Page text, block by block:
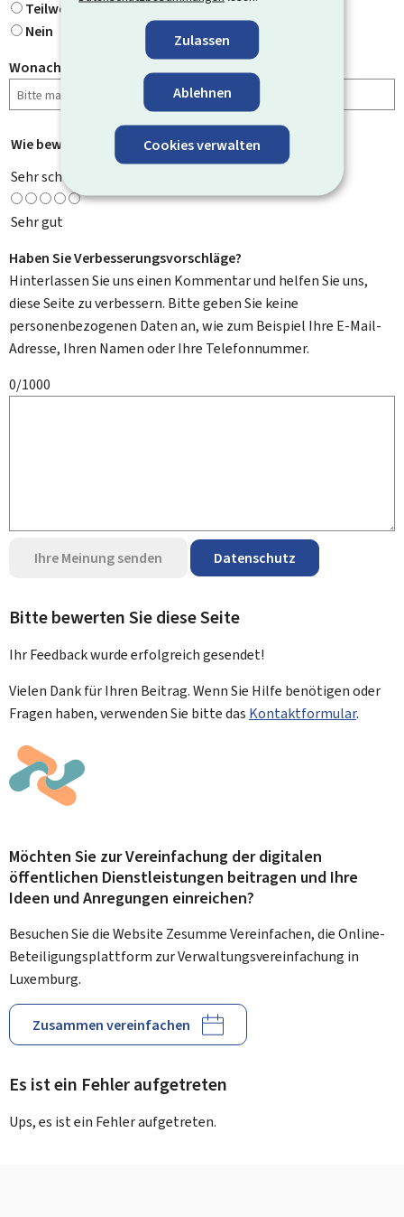
Zulassen
Ablehnen
Cookies verwalten
Teilweise
Nein
Wonach haben Sie gesucht?
Wie bewerten Sie diese Seite? *
Sehr schlecht
Sehr gut
Haben Sie Verbesserungsvorschläge?
Hinterlassen Sie uns einen Kommentar und helfen Sie uns,
diese Seite zu verbessern. Bitte geben Sie keine
personenbezogenen Daten an, wie zum Beispiel Ihre E-Mail-
Adresse, Ihren Namen oder Ihre Telefonnummer.
0/1000
Ihre Meinung senden Datenschutz
Bitte bewerten Sie diese Seite
Ihr Feedback wurdeerfolgreichgesendet!
Vielen Dank für Ihren Beitrag. Wenn Sie Hilfe benötigen oder
Fragen haben, verwenden Sie bitte das Kontaktformular.
Möchten Sie zur Vereinfachung der digitalen
öffentlichen Dienstleistungen beitragen und Ihre
Ideen und Anregungen einreichen?
Besuchen Sie die Website Zesumme Vereinfachen, die Online-
Beteiligungsplattform zur Verwaltungsvereinfachung in
Luxemburg.
Zusammen vereinfachen
Es ist ein Fehler aufgetreten
Ups, es ist ein Fehler aufgetreten.